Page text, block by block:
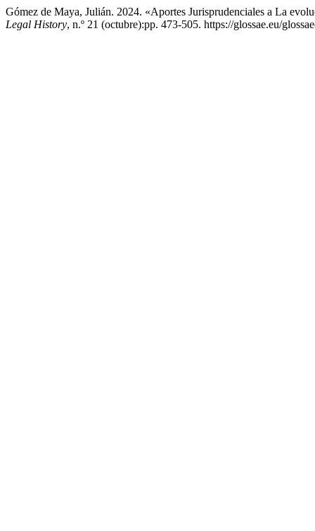
Gómez de Maya, Julián. 2024. «Aportes Jurisprudenciales a La
Legal History, n.º 21 (octubre):pp. 473-505. https://glossae.eu/